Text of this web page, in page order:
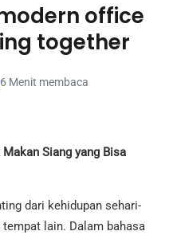
office
together
6 Menit membaca
Siang yang Bisa
dari kehidupan sehari-
lain. Dalam bahasa